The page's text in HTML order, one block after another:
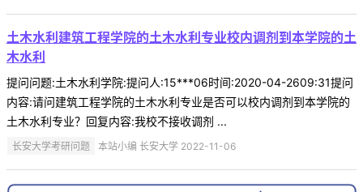
土木水利建筑工程学院的土木水利专业校内调剂到本学院的土
木水利
提问问题:土木水利学院:提问人:15***06时间:2020-04-2609:31提问
内容:请问建筑工程学院的土木水利专业是否可以校内调剂到本学院的
土木水利专业？回复内容:我校不接收调剂 ...
长安大学考研问题 本站小编 长安大学 2022-11-06